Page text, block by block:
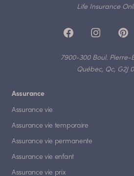
Life Insurance
7900-300 Boul. Pierre-
Québec, Qc, G2J
Assurance
Assurance vie
Assurance vie temporaire
Assurance vie permanente
Assurance vie enfant
Assurance vie prix